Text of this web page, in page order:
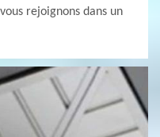
rejoignons dans un